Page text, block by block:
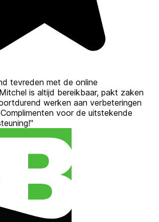
tevreden met de online
is altijd bereikbaar, pakt zaken
werken aan verbeteringen
voor de uitstekende